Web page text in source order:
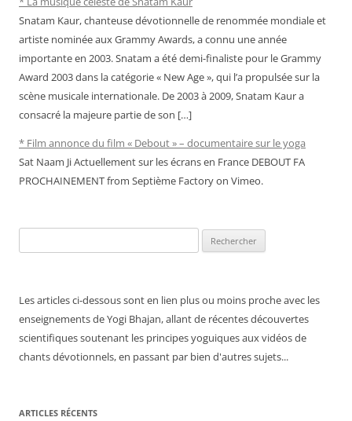
Snatam Kaur, chanteuse dévotionnelle de renommée mondiale et
artiste nominée aux Grammy Awards, a connu une année
importante en 2003. Snatam a été demi-finaliste pour le Grammy
Award 2003 dans la catégorie « New Age », qui l’a propulsée sur la
scène musicale internationale. De 2003 à 2009, Snatam Kaur a
consacré la majeure partie de son […]
* Film annonce du film « Debout » – documentaire sur le yoga
Sat Naam Ji Actuellement sur les écrans en France DEBOUT FA
PROCHAINEMENT from Septième Factory on Vimeo.
Les articles ci-dessous sont en lien plus ou moins proche avec les
enseignements de Yogi Bhajan, allant de récentes découvertes
scientifiques soutenant les principes yoguiques aux vidéos de
chants dévotionnels, en passant par bien d'autres sujets...
ARTICLES RÉCENTS